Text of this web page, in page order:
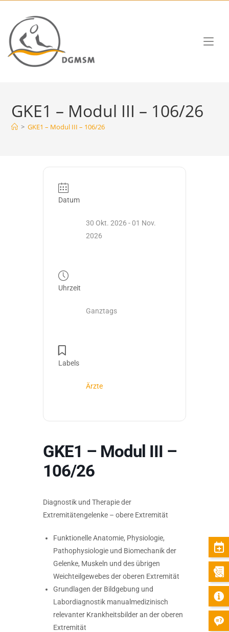
GKE1 – Modul III – 106/26
> GKE1 – Modul III – 106/26
Datum
30 Okt. 2026 - 01 Nov.
2026
Uhrzeit
Ganztags
Labels
Ärzte
GKE1 – Modul III –
106/26
Diagnostik und Therapie der
Extremitätengelenke – obere Extremität
Funktionelle Anatomie, Physiologie,
Pathophysiologie und Biomechanik der
Gelenke, Muskeln und des übrigen
Weichteilgewebes der oberen Extremität
Grundlagen der Bildgebung und
Labordiagnostik manualmedizinisch
relevanter Krankheitsbilder an der oberen
Extremität